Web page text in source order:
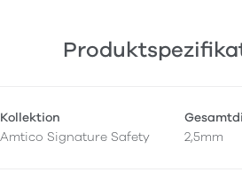
Kollektion
Amtico Signature Safety
2,5mm